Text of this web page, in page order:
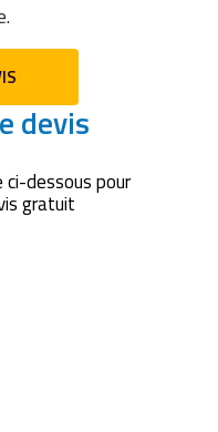
devis
dessous pour
gratuit